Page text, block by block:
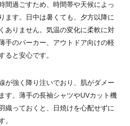
間過ごすため、時間帯や天候によっ
ます。日中は暑くても、夕方以降に
ありません。気温の変化に柔軟に対
手のパーカー、アウトドア向けの軽
ると安心です。
が強く降り注いでおり、肌がダメー
す。薄手の長袖シャツやUVカット機
織っておくと、日焼けを心配せずに
。